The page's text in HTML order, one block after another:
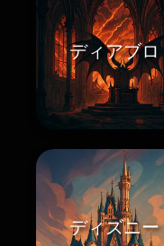
ディアブロ
ディズニー